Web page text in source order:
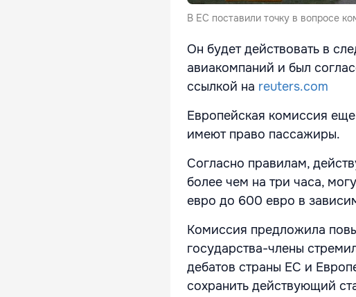
В ЕС поставили точку в вопросе
Он будет действовать в
авиакомпаний и был
ссылкой на reuters.com
Европейская комиссия
имеют право пассажиры.
Согласно правилам,
более чем на три часа,
евро до 600 евро в
Комиссия предложила
государства-члены
дебатов страны ЕС и
сохранить действующий